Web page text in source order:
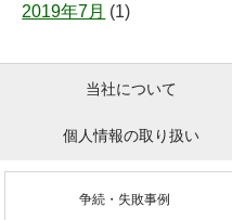
2019年7月 (1)
当社について
個人情報の取り扱い
争続・失敗事例